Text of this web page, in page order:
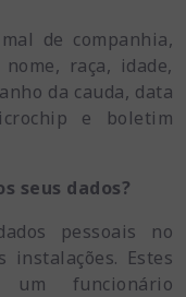
de companhia,
raça, idade,
da cauda, data
e boletim
seus dados?
pessoais no
instalações. Estes
funcionário